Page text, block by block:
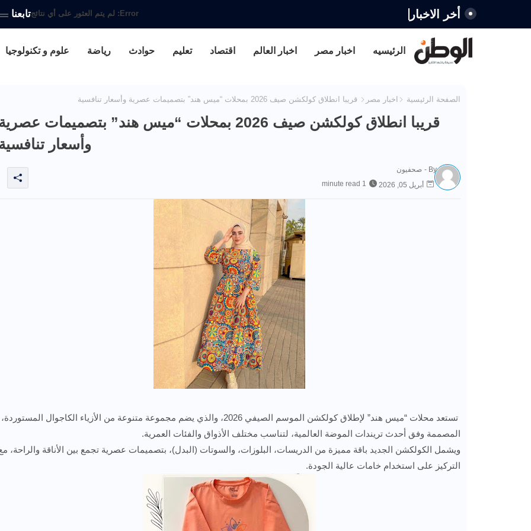
أخر الاخبار Error: لم يتم العثور على أي نتائجتابعنا
الرئيسيه اخبار مصر اخبار العالم اقتصاد تعليم حوادث رياضة علوم و تكنولوجيا
الصفحة الرئيسية اخبار مصر قريبا انطلاق كولكشن صيف 2026 بمحلات “ميس هند” بتصميمات عصرية وأسعار تنافسية
قريبا انطلاق كولكشن صيف 2026 بمحلات “ميس هند” بتصميمات
وأسعار
By -
صحفيون
أبريل 05, 2026
1 minute read
تستعد محلات “ميس هند” لإطلاق كولكشن الموسم الصيفي 2026، والذي يضم مجموعة متنوعة من الأزياء الكاجوال المستوردة،
المصممة وفق أحدث تريندات الموضة العالمية، لتناسب مختلف الأذواق والفئات العمرية.
ويشمل الكولكشن الجديد باقة مميزة من الدريسات، البلوزات، والسوتات (البدل)، بتصميمات عصرية تجمع بين الأناقة والراحة،
التركيز على استخدام خامات عالية الجودة.